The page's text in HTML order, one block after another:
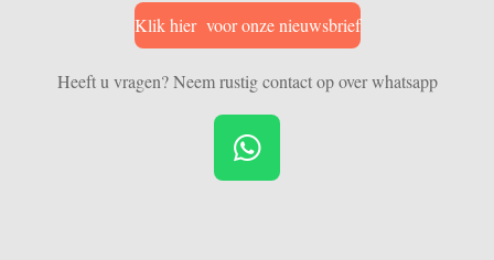
Klik hier voor onze nieuwsbrief
Heeft u vragen? Neem rustig contact op over whatsapp
W
h